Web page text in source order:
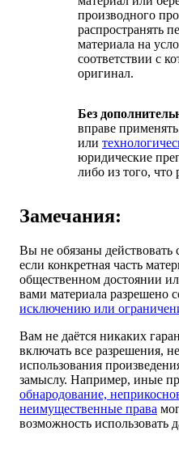
производного
распространять
материала на
соответствии с
оригинал.
Без
вправе
или
юридические
либо из того, что
Замечания:
Вы не обязаны действовать
если конкретная часть
общественном достоянии
вами материала разрешено
исключению или
Вам не даётся никаких
включать все разрешения,
использования
замыслу. Например, иные
обнародование,
неимущественные права
возможность использовать